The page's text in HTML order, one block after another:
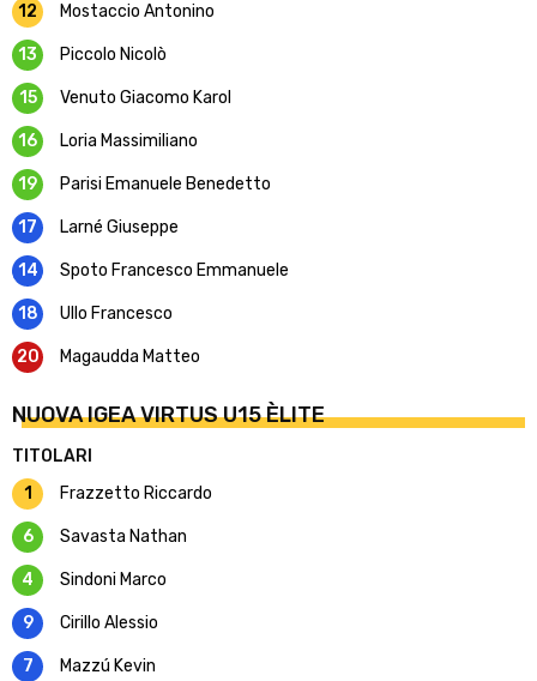
12
Mostaccio Antonino
13 Piccolo Nicolò
15 Venuto Giacomo Karol
16 Loria Massimiliano
19 Parisi Emanuele Benedetto
17 Larné Giuseppe
14 Spoto Francesco Emmanuele
18 Ullo Francesco
20 Magaudda Matteo
NUOVA IGEA VIRTUS U15 ÈLITE
TITOLARI
1
Frazzetto Riccardo
6 Savasta Nathan
4 Sindoni Marco
9 Cirillo Alessio
7 Mazzú Kevin